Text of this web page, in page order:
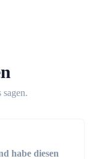
sagen.
habe diesen